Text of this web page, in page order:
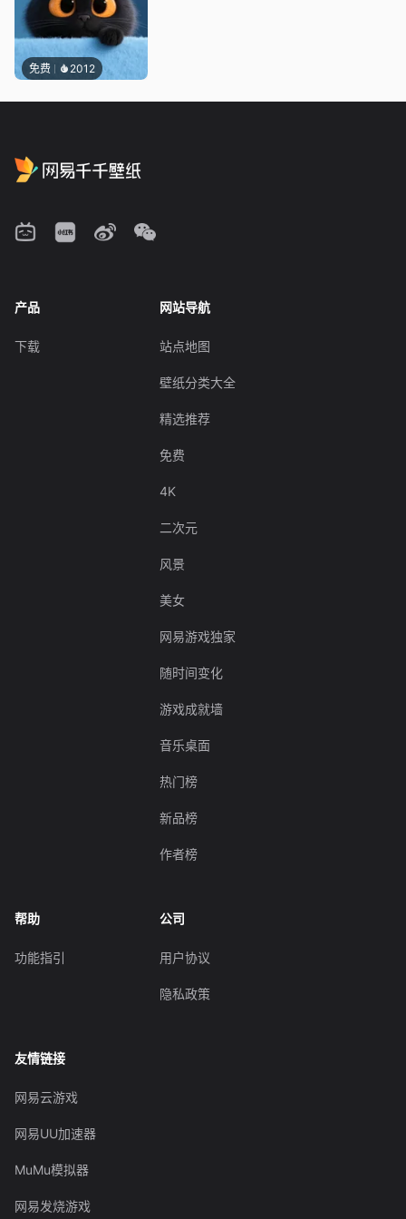
免费 2012
产品
下载
网站导航
站点地图
壁纸分类大全
精选推荐
免费
4K
二次元
风景
美女
网易游戏独家
随时间变化
游戏成就墙
音乐桌面
热门榜
新品榜
作者榜
帮助
功能指引
公司
用户协议
隐私政策
友情链接
网易云游戏
网易UU加速器
MuMu模拟器
网易发烧游戏